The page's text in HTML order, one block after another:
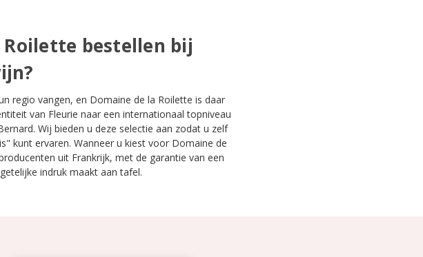
bestellen bij
regio vangen, en Domaine de la Roilette is daar
van Fleurie naar een internationaal topniveau
Wij bieden u deze selectie aan zodat u zelf
kunt ervaren. Wanneer u kiest voor Domaine de
uit Frankrijk, met de garantie van een
indruk maakt aan tafel.